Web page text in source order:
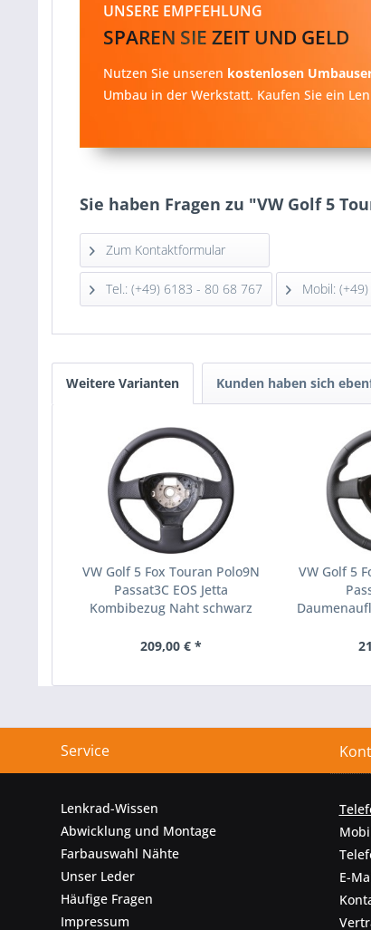
UNSERE EMPFEHLUNG
SPAREN SIE ZEIT UND GELD
Nutzen Sie unseren kostenlosen
Umbau in der Werkstatt. Kaufen Sie ein
Sie haben Fragen zu "VW Golf 5
Zum Kontaktformular
Tel.: (+49) 6183 - 80 68 767 Mobil:
Weitere Varianten Kunden haben sich
VW Golf 5 Fox Touran Polo9N
Passat3C EOS Jetta
Kombibezug Naht schwarz
209,00 € *
VW Golf 5
Service
Lenkrad-Wissen
Abwicklung und Montage
Farbauswahl Nähte
Unser Leder
Häufige Fragen
Impressum
E-